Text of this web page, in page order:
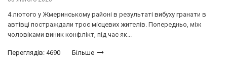
4 лютого у Жмеринському районі в результаті вибуху гранати в
автівці постраждали троє місцевих жителів. Попередньо, між
чоловіками виник конфлікт, під час як...
Переглядів: 4690 Більше